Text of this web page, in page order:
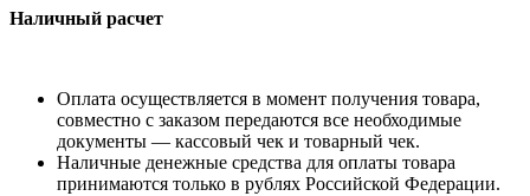
Наличный расчет
Оплата осуществляется в момент получения товара,
совместно с заказом передаются все необходимые
документы — кассовый чек и товарный чек.
Наличные денежные средства для оплаты товара
принимаются только в рублях Российской Федерации.